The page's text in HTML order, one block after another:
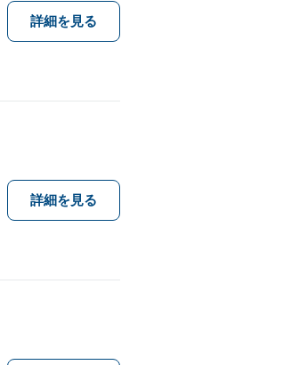
詳細を見る
詳細を見る